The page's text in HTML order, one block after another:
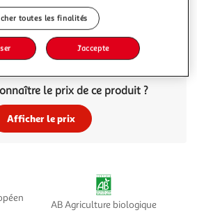
est idéale pour cuisiner sans produits
les plaisirs et vous désaltérer avec
chaque lait végétal pour diversifier
le prix de ce produit ?
Afficher le prix
AB Agriculture biologique
toutes les finalités
J'accepte